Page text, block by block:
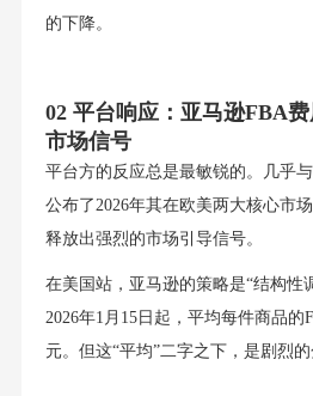
的下降。
02 平台响应：亚马逊FBA
市场信号
平台方的反应总是最敏锐的。几乎
公布了2026年其在欧美两大核心市
释放出强烈的市场引导信号。
在美国站，亚马逊的策略是“结构性
2026年1月15日起，平均每件商品的
元。但这“平均”二字之下，是剧烈的